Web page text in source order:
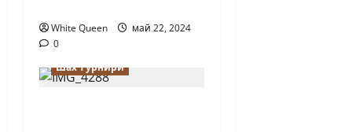
White Queen
май 22, 2024
0Турнири в България
Шах турнири